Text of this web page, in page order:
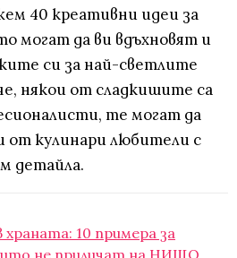
40 креативни идеи за
могат да ви вдъхновят и
си за най-светлите
някои от сладкишите са
те могат да
от кулинари любители с
детайла.
10 примера за
не приличат на НИЩО